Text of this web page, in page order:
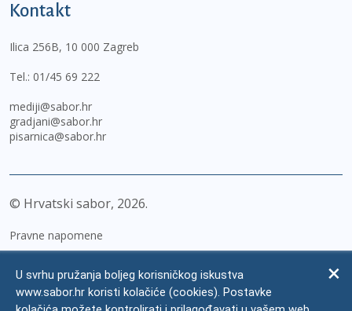
Kontakt
Ilica 256B, 10 000 Zagreb
Tel.: 01/45 69 222
mediji@sabor.hr
gradjani@sabor.hr
pisarnica@sabor.hr
© Hrvatski sabor, 2026
Pravne napomene
Zaštita osobnih podataka
U svrhu pružanja boljeg korisničkog iskustva
www.sabor.hr koristi kolačiće (cookies). Postavke